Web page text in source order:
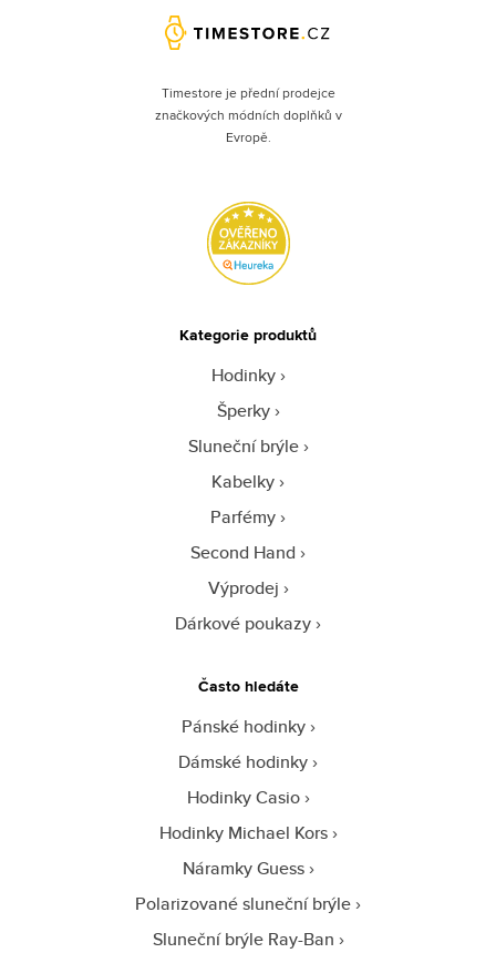
Timestore je přední prodejce
značkových módních doplňků v
Evropě.
Kategorie produktů
Hodinky
Šperky
Sluneční brýle
Kabelky
Parfémy
Second Hand
Výprodej
Dárkové poukazy
Často hledáte
Pánské hodinky
Dámské hodinky
Hodinky Casio
Hodinky Michael Kors
Náramky Guess
Polarizované sluneční brýle
Sluneční brýle Ray-Ban